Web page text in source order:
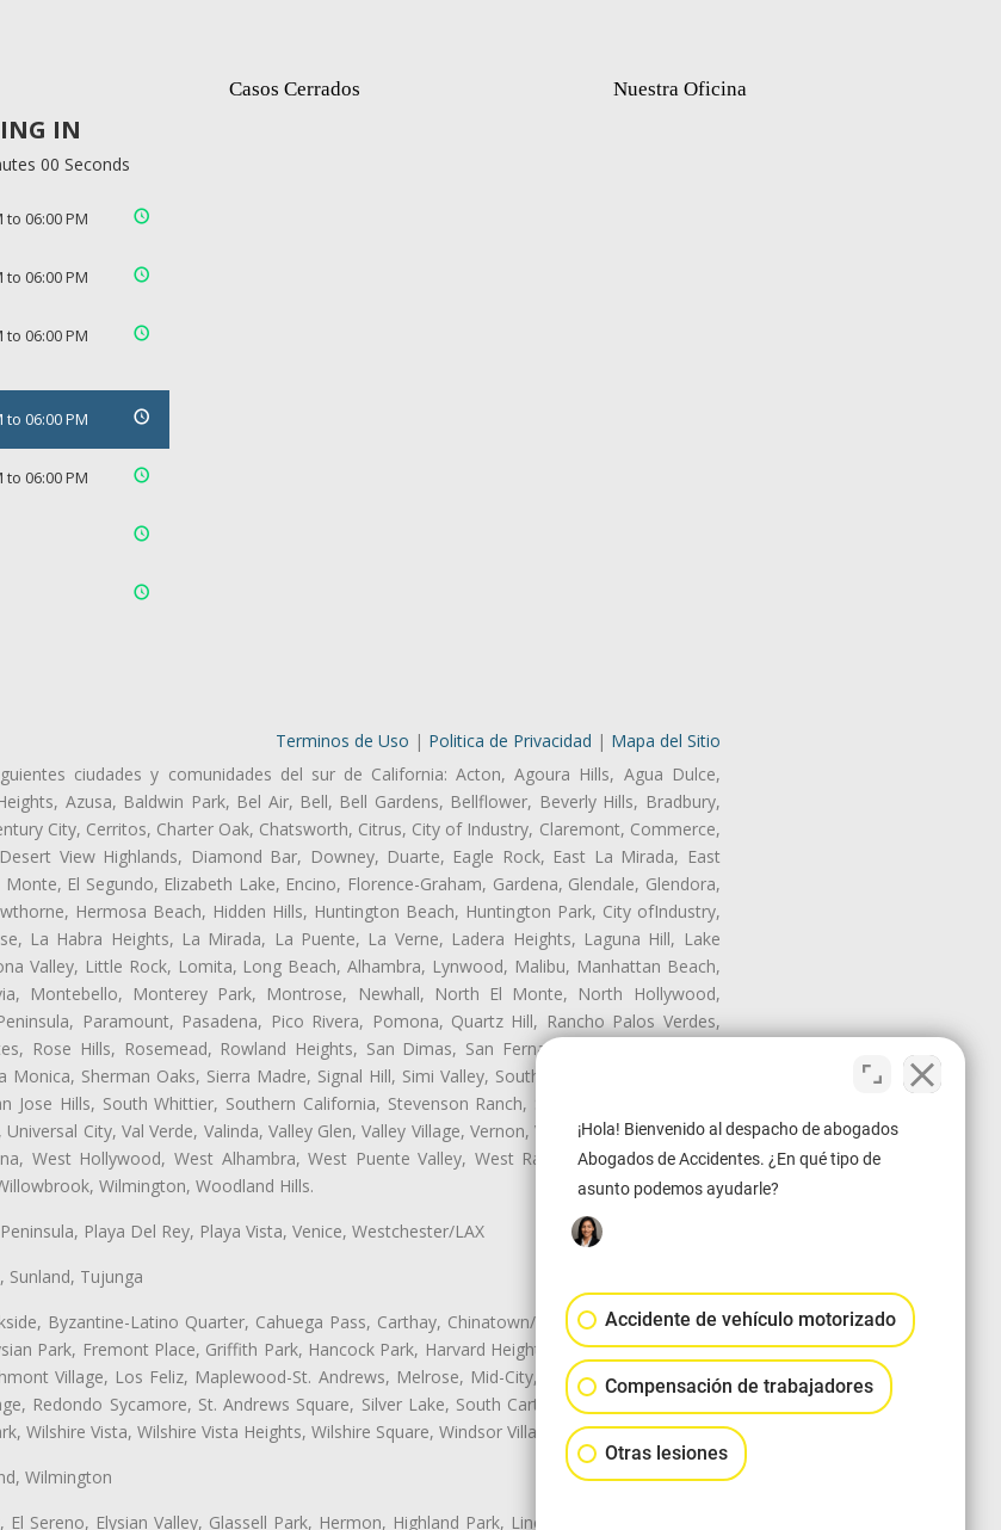
IN
00 Seconds
to 06:00 PM
to 06:00 PM
to 06:00 PM
to 06:00 PM
to 06:00 PM
Casos Cerrados Nuestra Oficina
Terminos de Uso | Politica de Privacidad | Mapa del Sitio
ciudades y comunidades del sur de California: Acton, Agoura Hills, Agua Dulce,
Azusa, Baldwin Park, Bel Air, Bell, Bell Gardens, Bellflower, Beverly Hills, Bradbury,
City, Cerritos, Charter Oak, Chatsworth, Citrus, City of Industry, Claremont, Commerce,
View Highlands, Diamond Bar, Downey, Duarte, Eagle Rock, East La Mirada, East
El Segundo, Elizabeth Lake, Encino, Florence-Graham, Gardena, Glendale, Glendora,
Hermosa Beach, Hidden Hills, Huntington Beach, Huntington Park, City ofIndustry,
La Habra Heights, La Mirada, La Puente, La Verne, Ladera Heights, Laguna Hill, Lake
Valley, Little Rock, Lomita, Long Beach, Alhambra, Lynwood, Malibu, Manhattan Beach,
Montebello, Monterey Park, Montrose, Newhall, North El Monte, North Hollywood,
Paramount, Pasadena, Pico Rivera, Pomona, Quartz Hill, Rancho Palos Verdes,
Rose Hills, Rosemead, Rowland Heights, San Dimas, San Fernando, San Gabriel, San
Sherman Oaks, Sierra Madre, Signal Hill, Simi Valley, South El Monte, South Gate,
Hills, South Whittier, Southern California, Stevenson Ranch, Studio City, Sun Village,
City, Val Verde, Valinda, Valley Glen, Valley Village, Vernon, View Park-Windsor Hills,
West Hollywood, West Alhambra, West Puente Valley, West Rancho Domiguez, West
Wilmington, Woodland Hills.
Playa Del Rey, Playa Vista, Venice, Westchester/LAX
Sunland, Tujunga
Byzantine-Latino Quarter, Cahuega Pass, Carthay, Chinatown/Historic LA, Central City
Park, Fremont Place, Griffith Park, Hancock Park, Harvard Heights, Historic Filipinotown,
Village, Los Feliz, Maplewood-St. Andrews, Melrose, Mid-City, Mid-City West, Miracle
Redondo Sycamore, St. Andrews Square, Silver Lake, South Carthay, Sycamore Square,
Vista, Wilshire Vista Heights, Wilshire Square, Windsor Village
Wilmington
Sereno, Elysian Valley, Glassell Park, Hermon, Highland Park, Lincoln Heights, Montecito
¡Hola! Bienvenido al despacho de abogados
Abogados de Accidentes. ¿En qué tipo de
asunto podemos ayudarle?
Accidente de vehículo motorizado
Compensación de trabajadores
Otras lesiones